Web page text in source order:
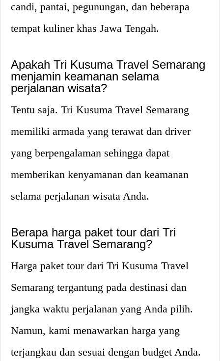
candi, pantai, pegunungan, dan beberapa
tempat kuliner khas Jawa Tengah.
Apakah Tri Kusuma Travel Semarang
menjamin keamanan selama
perjalanan wisata?
Tentu saja. Tri Kusuma Travel Semarang
memiliki armada yang terawat dan driver
yang berpengalaman sehingga dapat
memberikan kenyamanan dan keamanan
selama perjalanan wisata Anda.
Berapa harga paket tour dari Tri
Kusuma Travel Semarang?
Harga paket tour dari Tri Kusuma Travel
Semarang tergantung pada destinasi dan
jangka waktu perjalanan yang Anda pilih.
Namun, kami menawarkan harga yang
terjangkau dan sesuai dengan budget Anda.